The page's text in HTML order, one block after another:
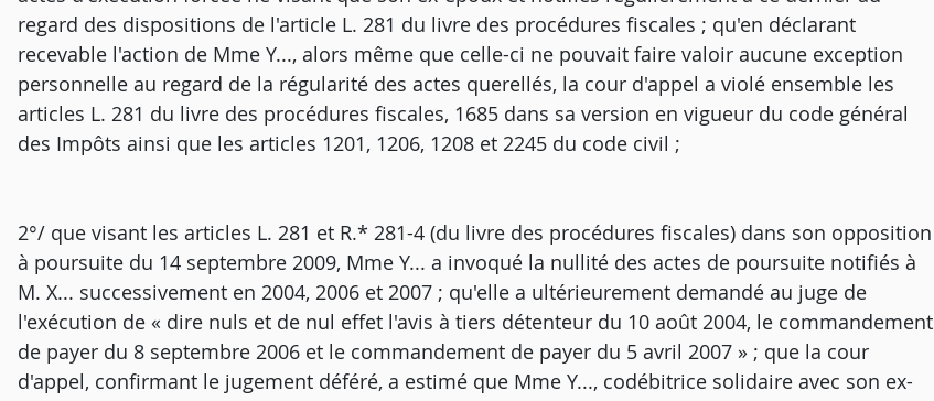
regard des dispositions de l'article L. 281 du livre des procédures fiscales ; qu'en déclarant
recevable l'action de Mme Y..., alors même que celle-ci ne pouvait faire valoir aucune exception
personnelle au regard de la régularité des actes querellés, la cour d'appel a violé ensemble les
articles L. 281 du livre des procédures fiscales, 1685 dans sa version en vigueur du code général
des Impôts ainsi que les articles 1201, 1206, 1208 et 2245 du code civil ;
2°/ que visant les articles L. 281 et R.* 281-4 (du livre des procédures fiscales) dans son opposition
à poursuite du 14 septembre 2009, Mme Y... a invoqué la nullité des actes de poursuite notifiés à
M. X... successivement en 2004, 2006 et 2007 ; qu'elle a ultérieurement demandé au juge de
l'exécution de « dire nuls et de nul effet l'avis à tiers détenteur du 10 août 2004, le commandement
de payer du 8 septembre 2006 et le commandement de payer du 5 avril 2007 » ; que la cour
d'appel, confirmant le jugement déféré, a estimé que Mme Y..., codébitrice solidaire avec son ex-